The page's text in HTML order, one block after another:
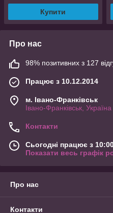
Купити
Про нас
98% позитивних з 127
Працює з 10.12.2014
м. Івано-Франківськ
Івано-Франківськ, Україна
Контакти
Сьогодні працює з
Показати весь графік
Про нас
Контакти